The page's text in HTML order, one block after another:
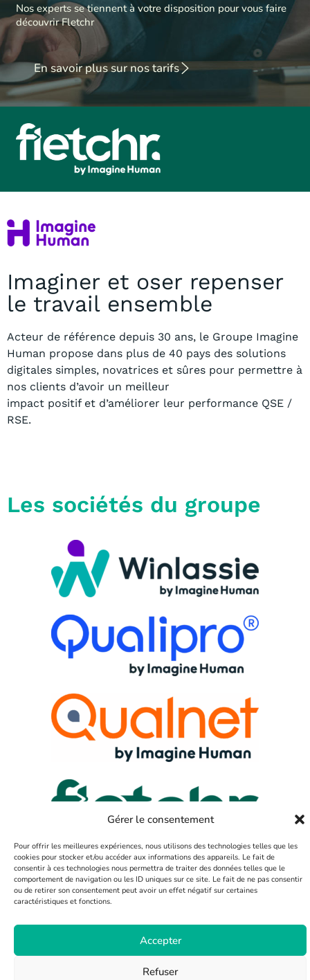
Gérer le consentement
Pour offrir les meilleures expériences, nous utilisons des technologies telles que les
cookies pour stocker et/ou accéder aux informations des appareils. Le fait de
consentir à ces technologies nous permettra de traiter des données telles que le
comportement de navigation ou les ID uniques sur ce site. Le fait de ne pas consentir
ou de retirer son consentement peut avoir un effet négatif sur certaines
caractéristiques et fonctions.
Accepter
Refuser
Nos experts se tiennent à votre disposition pour vous faire
découvrir Fletchr
En savoir plus sur nos tarifs
Imaginer et oser repenser
le travail ensemble
Acteur de référence depuis 30 ans, le Groupe Imagine
Human propose dans plus de 40 pays des solutions
digitales simples, novatrices et sûres pour permettre à
nos clients d’avoir un meilleur
impact positif et d’améliorer leur performance QSE /
RSE.
Les sociétés du groupe
SAS Fletchr©| Tous droits réservés | 2025
Politiques de confidentialité
Conditions Générales de Vente